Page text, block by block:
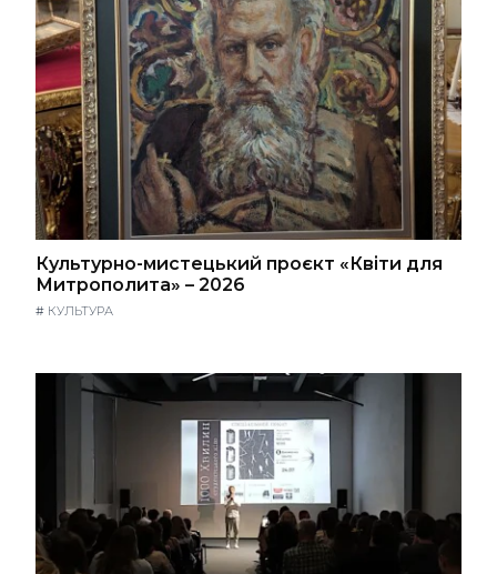
Культурно-мистецький проєкт «Квіти для
Митрополита» – 2026
# КУЛЬТУРА